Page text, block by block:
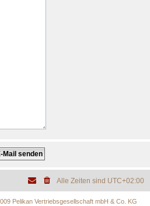
Alle Zeiten sind UTC+02:00
Pelikan Vertriebsgesellschaft mbH & Co. KG